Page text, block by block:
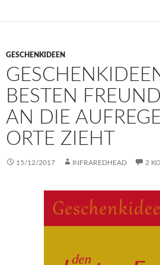
GESCHENKIDEEN
BESTEN
AN DIE
ORTE ZIEHT
15/12/2017 INFRAREDHEAD 2